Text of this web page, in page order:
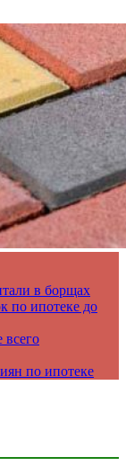
в борщах
по ипотеке до
всего
по ипотеке